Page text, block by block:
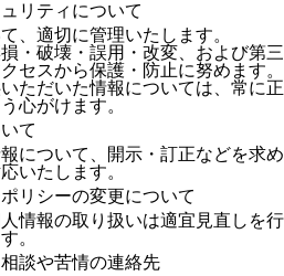
リティについて
、適切に管理いたします。
・破壊・誤用・改変、および第三
セスから保護・防止に努めます。
ただいた情報については、常に正
心がけます。
て
について、開示・訂正などを求め
いたします。
リシーの変更について
情報の取り扱いは適宜見直しを行
。
談や苦情の連絡先